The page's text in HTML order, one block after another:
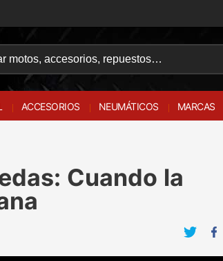
ACCESORIOS NEUMÁTICOS MARCAS
Cuando la